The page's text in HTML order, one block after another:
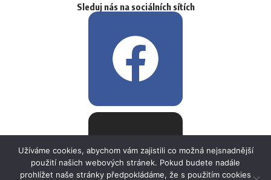
Sleduj nás na sociálních sítích
Užíváme cookies, abychom vám zajistili co možná nejsnadnější
použití našich webových stránek. Pokud budete nadále
prohlížet naše stránky předpokládáme, že s použitím cookies